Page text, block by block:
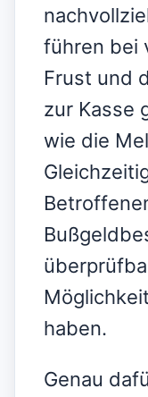
führen bei
Frust und
zur Kasse
wie die
haben.
Genau